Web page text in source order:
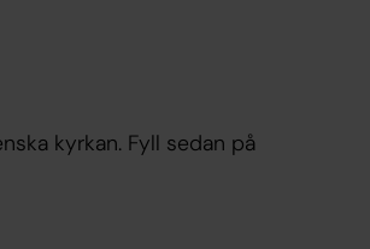
kyrkan. Fyll sedan på